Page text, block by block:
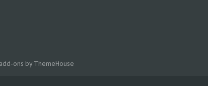
ons by ThemeHouse